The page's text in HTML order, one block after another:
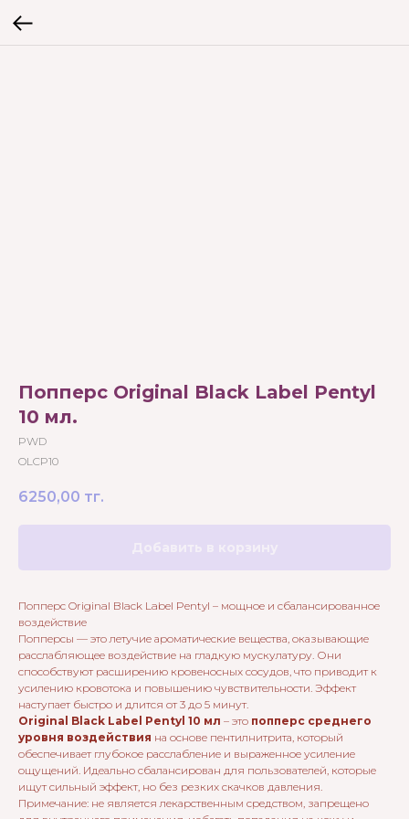
Попперс Original Black Label Pentyl
10 мл.
PWD
OLCP10
6250,00 тг.
Попперс Original Black Label Pentyl – мощное и сбалансированное
воздействие
Попперсы — это летучие ароматические вещества, оказывающие
расслабляющее воздействие на гладкую мускулатуру. Они
способствуют расширению кровеносных сосудов, что приводит к
усилению кровотока и повышению чувствительности. Эффект
наступает быстро и длится от 3 до 5 минут.
Original Black Label Pentyl 10 мл – это попперс среднего
уровня воздействия на основе пентилнитрита, который
обеспечивает глубокое расслабление и выраженное усиление
ощущений. Идеально сбалансирован для пользователей, которые
ищут сильный эффект, но без резких скачков давления.
Примечание: не является лекарственным средством, запрещено